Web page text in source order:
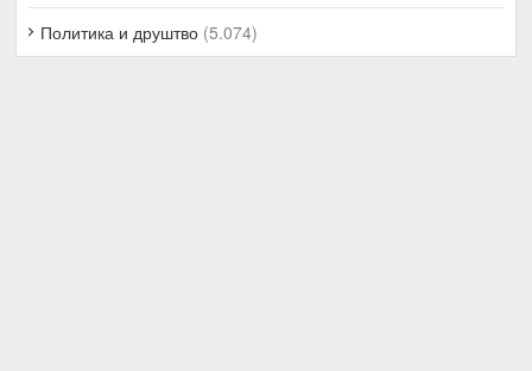
Политика и друштво (5.074)